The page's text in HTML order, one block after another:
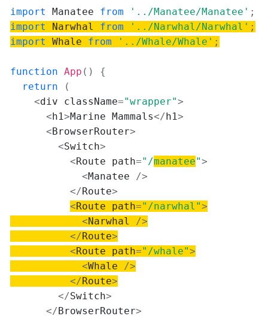
import Manatee from '../Manatee/Manatee' ;
import
Narwhal from '../Narwhal/Narwhal' ;
import
Whale from '../Whale/Whale' ;
function App ( )
{
return
(
<div className="wrapper">
<h1>Marine Mammals</h1>
<BrowserRouter>
<Switch>
<Route path="/manatee">
<Manatee />
</Route>
<Route path="/narwhal">
<Narwhal />
</Route>
<Route path="/whale">
<Whale />
</Route>
</Switch>
</BrowserRouter>